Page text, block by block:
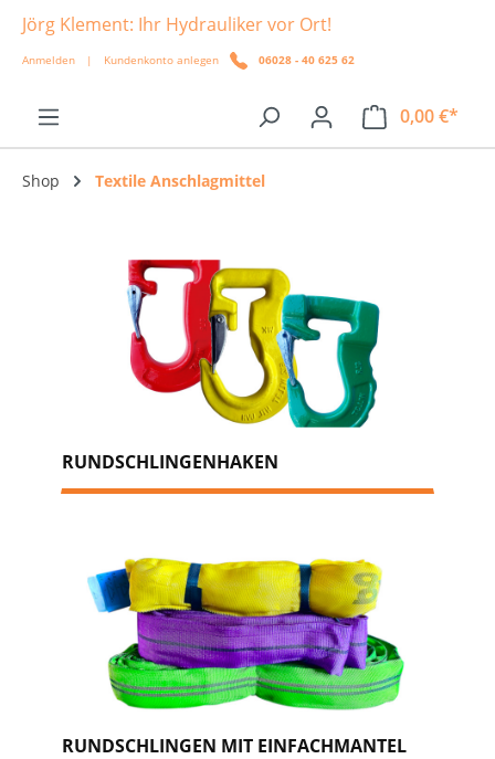
springen
Jörg Klement: Ihr Hydrauliker vor Ort!
Anmelden | Kundenkonto anlegen 06028 - 40 625 62
0,00 €*
Shop Textile Anschlagmittel
RUNDSCHLINGENHAKEN
RUNDSCHLINGEN MIT EINFACHMANTEL